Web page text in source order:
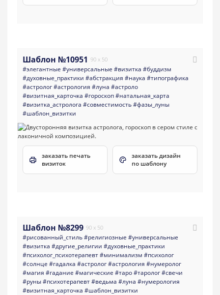
Шаблон №10951 90 x 50
#элегантные #универсальные #визитка #буддизм
#духовные_практики #абстракция #наука #типографика
#астролог#астрология #луна #астроло
#визитная_карточка #гороскоп#натальная_карта
#визитка_астролога #совместимость#фазы_луны
#шаблон_визитки
заказать печать
визиток
заказать дизайн
по шаблону
Шаблон №8299 90 x 50
#рисованный_стиль#религиозные #универсальные
#визитка #другие_религии #духовные_практики
#психолог_психотерапевт#минимализм #психолог
#солнце #гадалка #астролог#астрология #нумеролог
#магия #гадание #магические #таро#таролог#свечи
#руны#психотерапевт#ведьма #луна #нумерология
#визитная_карточка #шаблон_визитки